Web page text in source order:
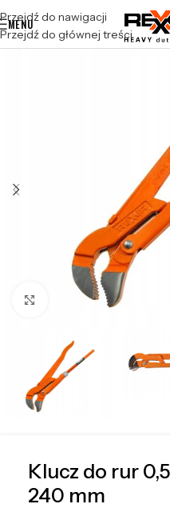
Przejdź do nawigacji
Przejdź do głównej treści
MENU
Kliknij, aby powiększyć
Klucz do rur
240 mm